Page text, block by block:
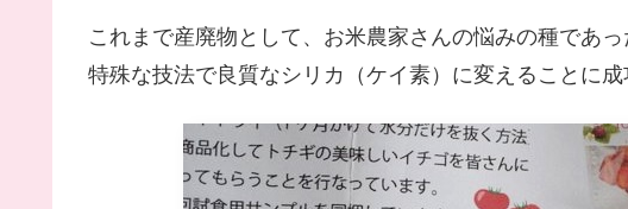
これまで産廃物として、お米農家さんの悩みの種であ
特殊な技法で良質なシリカ（ケイ素）に変えることに成